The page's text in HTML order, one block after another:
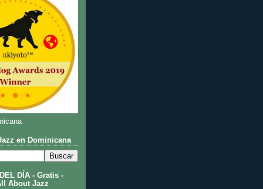
en Dominicana
DÍA - Gratis -
About Jazz